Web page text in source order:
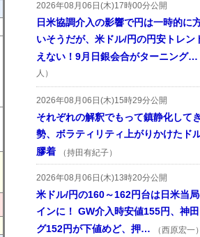
2026年08月06日(木)17時00分公開
日米協調介入の影響で円は一時的に
いそうだが、米ドル/円の円安トレン
えない！9月日銀会合がターニング…
人）
2026年08月06日(木)15時29分公開
それぞれの解釈でもって鎮静化して
勢、ボラティリティ上がりかけたド
膠着
（持田有紀子）
2026年08月06日(木)13時20分公開
米ドル/円の160～162円台は日米当
インに！ GW介入時安値155円、神
グ152円が下値めど、押…
（西原宏一）